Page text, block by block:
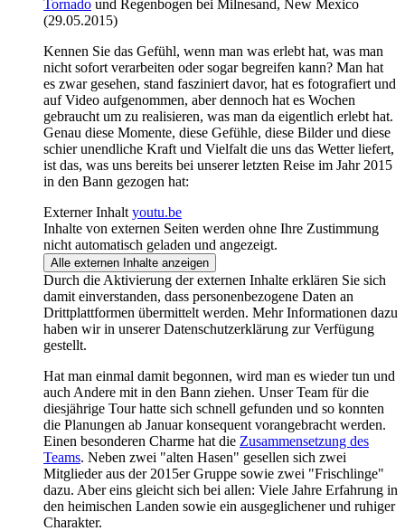
Tornado und Regenbogen bei Milnesand, New Mexico
(29.05.2015)
Kennen Sie das Gefühl, wenn man was erlebt hat, was man
nicht sofort verarbeiten oder sogar begreifen kann? Man hat
es zwar gesehen, stand fasziniert davor, hat es fotografiert und
auf Video aufgenommen, aber dennoch hat es Wochen
gebraucht um zu realisieren, was man da eigentlich erlebt hat.
Genau diese Momente, diese Gefühle, diese Bilder und diese
schier unendliche Kraft und Vielfalt die uns das Wetter liefert,
ist das, was uns bereits bei unserer letzten Reise im Jahr 2015
in den Bann gezogen hat:
Externer Inhalt youtu.be
Inhalte von externen Seiten werden ohne Ihre Zustimmung
nicht automatisch geladen und angezeigt.
Alle externen Inhalte anzeigen
Durch die Aktivierung der externen Inhalte erklären Sie sich
damit einverstanden, dass personenbezogene Daten an
Drittplattformen übermittelt werden. Mehr Informationen dazu
haben wir in unserer Datenschutzerklärung zur Verfügung
gestellt.
Hat man einmal damit begonnen, wird man es wieder tun und
auch Andere mit in den Bann ziehen. Unser Team für die
diesjährige Tour hatte sich schnell gefunden und so konnten
die Planungen ab Januar konsequent vorangebracht werden.
Einen besonderen Charme hat die Zusammensetzung des
Teams. Neben zwei "alten Hasen" gesellen sich zwei
Mitglieder aus der 2015er Gruppe sowie zwei "Frischlinge"
dazu. Aber eins gleicht sich bei allen: Viele Jahre Erfahrung in
den heimischen Landen sowie ein ausgeglichener und ruhiger
Charakter.